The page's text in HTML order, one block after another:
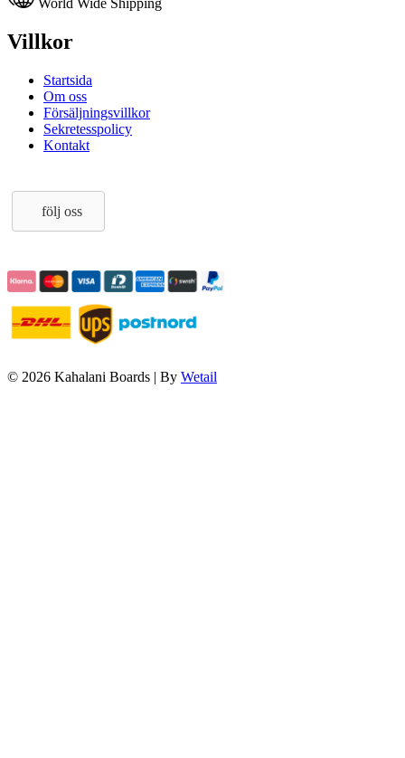
World Wide Shipping
Villkor
Startsida
Om oss
Försäljningsvillkor
Sekretesspolicy
Kontakt
följ oss
© 2026 Kahalani Boards | By Wetail